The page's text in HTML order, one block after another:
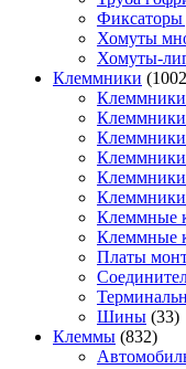
Фиксаторы
Хомуты
Хомуты-
Клеммники
Клеммники
Клеммники
Клеммники
Клеммные
Клеммные
Платы
Шины (33)
Клеммы (832)